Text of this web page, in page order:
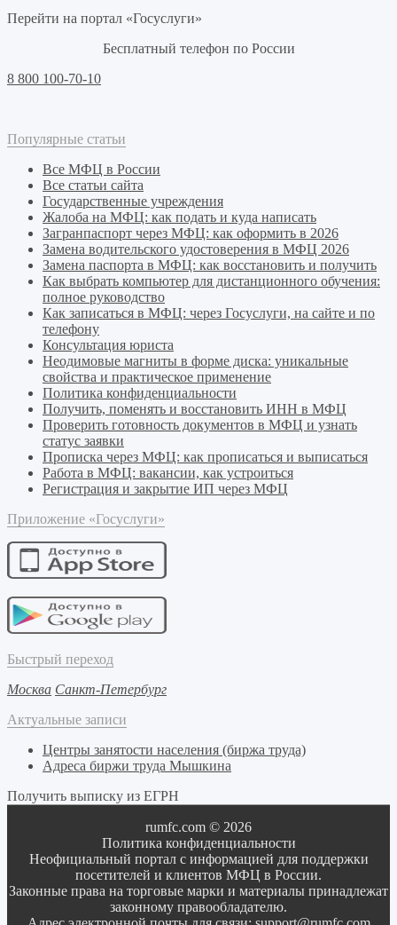
Перейти на портал «Госуслуги»
Бесплатный телефон по России
8 800 100-70-10
Популярные статьи
Все МФЦ в России
Все статьи сайта
Государственные учреждения
Жалоба на МФЦ: как подать и куда написать
Загранпаспорт через МФЦ: как оформить в 2026
Замена водительского удостоверения в МФЦ 2026
Замена паспорта в МФЦ: как восстановить и получить
Как выбрать компьютер для дистанционного обучения:
полное руководство
Как записаться в МФЦ: через Госуслуги, на сайте и по
телефону
Консультация юриста
Неодимовые магниты в форме диска: уникальные
свойства и практическое применение
Политика конфиденциальности
Получить, поменять и восстановить ИНН в МФЦ
Проверить готовность документов в МФЦ и узнать
статус заявки
Прописка через МФЦ: как прописаться и выписаться
Работа в МФЦ: вакансии, как устроиться
Регистрация и закрытие ИП через МФЦ
Приложение «Госуслуги»
Быстрый переход
Москва Санкт-Петербург
Актуальные записи
Центры занятости населения (биржа труда)
Адреса биржи труда Мышкина
Получить выписку из ЕГРН
rumfc.com © 2026
Политика конфиденциальности
Неофициальный портал с информацией для поддержки
посетителей и клиентов МФЦ в России.
Законные права на торговые марки и материалы принадлежат
законному правообладателю.